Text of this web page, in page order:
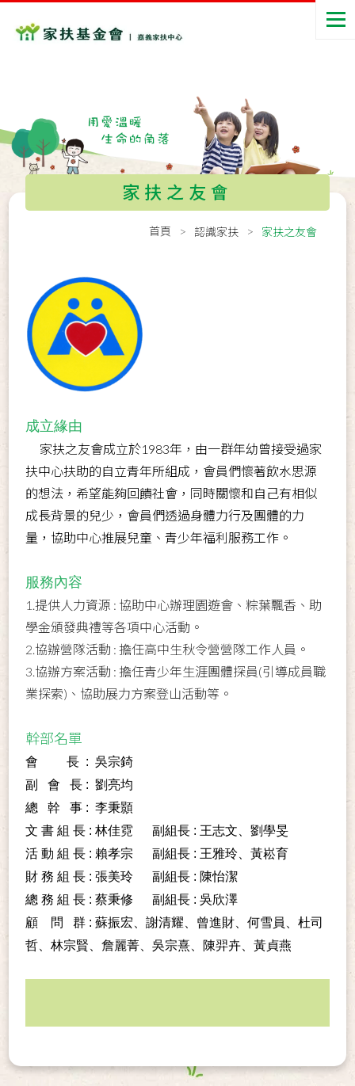
家扶之友會
首頁 認識家扶 家扶之友會
成立緣由
家扶之友會成立於1983年，由一群年幼曾接受過家
扶中心扶助的自立青年所組成，會員們懷著飲水思源
的想法，希望能夠回饋社會，同時關懷和自己有相似
成長背景的兒少，會員們透過身體力行及團體的力
量，協助中心推展兒童、青少年福利服務工作。
服務內容
1.提供人力資源 : 協助中心辦理園遊會、粽葉飄香、助
學金頒發典禮等各項中心活動。
2.協辦營隊活動 : 擔任高中生秋令營營隊工作人員。
3.協辦方案活動 : 擔任青少年生涯團體探員(引導成員職
業探索)、協助展力方案登山活動等。
幹部名單
會 長 : 吳宗錡
副 會 長 : 劉亮均
總 幹 事 : 李秉顥
文 書 組 長 : 林佳霓 副組長 : 王志文、劉學旻
活 動 組 長 : 賴孝宗 副組長 : 王雅玲、黃崧育
財 務 組 長 : 張美玲 副組長 : 陳怡潔
總 務 組 長 : 蔡秉修 副組長 : 吳欣澤
顧 問 群 : 蘇振宏、謝清耀、曾進財、何雪員、杜司
哲、林宗賢、詹麗菁、吳宗熹、陳羿卉、黃貞燕